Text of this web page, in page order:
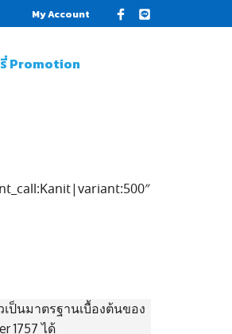
My Account
Promotion
ป็นมาตรฐานเบื้องต้นของ
1757 ได้